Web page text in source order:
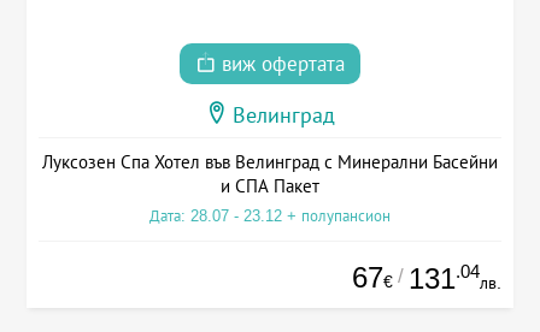
виж офертата
Велинград
Луксозен Спа Хотел във Велинград с Минерални Басейни
и СПА Пакет
Дата: 28.07 - 23.12 + полупансион
67€ / 131.04
лв.